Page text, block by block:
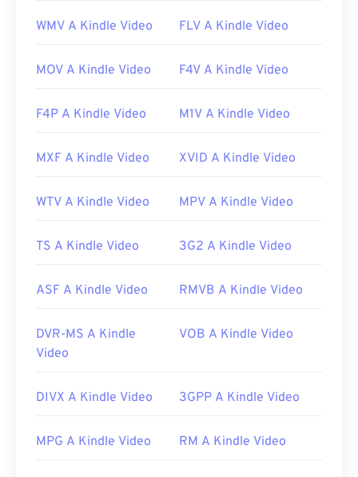
Linux, Mac e Windows.
sottotitoli tramite 3GPP
Timed Text. Non supporta
di terze parti gratuiti che forniscono tale supporto.
video durante la visualizzazione su dispositivi
Sviluppato da: 3rd Generation Partnership Project
Versione iniziale:
https://www.3gpp.org/
WMV A Kindle Video FLV A Kindle Video
MOV A Kindle Video F4V A Kindle Video
F4P A Kindle Video M1V A Kindle Video
MXF A Kindle Video XVID A Kindle Video
WTV A Kindle Video MPV A Kindle Video
TS A Kindle Video 3G2 A Kindle Video
ASF A Kindle Video RMVB A Kindle Video
DVR-MS A Kindle
Video
VOB A Kindle Video
DIVX A Kindle Video 3GPP A Kindle Video
MPG A Kindle Video RM A Kindle Video